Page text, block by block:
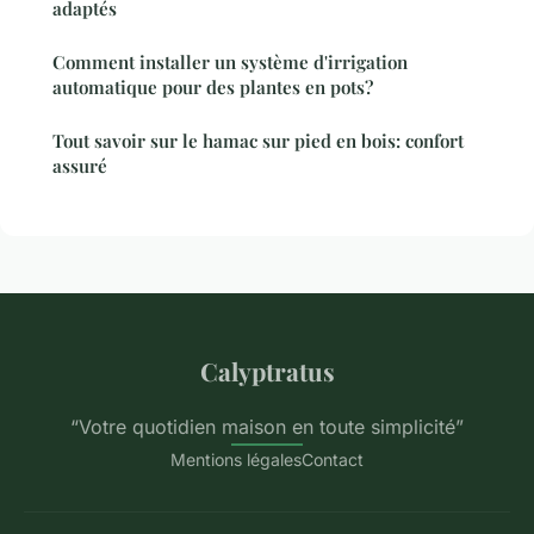
adaptés
Comment installer un système d'irrigation
automatique pour des plantes en pots?
Tout savoir sur le hamac sur pied en bois: confort
assuré
Calyptratus
“Votre quotidien maison en toute simplicité”
Mentions légalesContact